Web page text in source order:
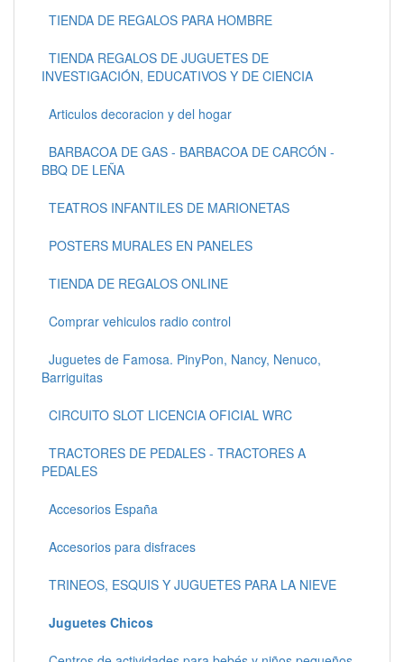
TIENDA DE REGALOS PARA HOMBRE
TIENDA REGALOS DE JUGUETES DE
INVESTIGACIÓN, EDUCATIVOS Y DE CIENCIA
Articulos decoracion y del hogar
BARBACOA DE GAS - BARBACOA DE CARCÓN -
BBQ DE LEÑA
TEATROS INFANTILES DE MARIONETAS
POSTERS MURALES EN PANELES
TIENDA DE REGALOS ONLINE
Comprar vehiculos radio control
Juguetes de Famosa. PinyPon, Nancy, Nenuco,
Barriguitas
CIRCUITO SLOT LICENCIA OFICIAL WRC
TRACTORES DE PEDALES - TRACTORES A
PEDALES
Accesorios España
Accesorios para disfraces
TRINEOS, ESQUIS Y JUGUETES PARA LA NIEVE
Juguetes Chicos